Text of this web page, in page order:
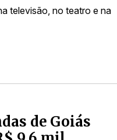
televisão, no teatro e na
de Goiás